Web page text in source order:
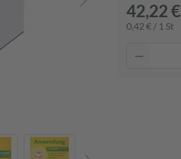
42,22 €
0,42 € / 1 St